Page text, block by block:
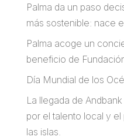
Palma da un paso
más sostenible: nace
Palma acoge un
beneficio de
Día Mundial de los
La llegada de
por el talento local y
las islas.